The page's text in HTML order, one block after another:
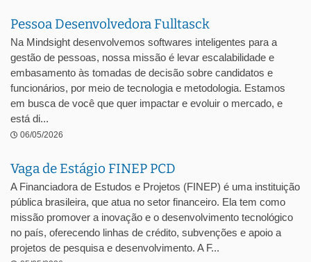
Pessoa Desenvolvedora Fulltasck
Na Mindsight desenvolvemos softwares inteligentes para a
gestão de pessoas, nossa missão é levar escalabilidade e
embasamento às tomadas de decisão sobre candidatos e
funcionários, por meio de tecnologia e metodologia. Estamos
em busca de você que quer impactar e evoluir o mercado, e
está di...
06/05/2026
Vaga de Estágio FINEP PCD
A Financiadora de Estudos e Projetos (FINEP) é uma instituição
pública brasileira, que atua no setor financeiro. Ela tem como
missão promover a inovação e o desenvolvimento tecnológico
no país, oferecendo linhas de crédito, subvenções e apoio a
projetos de pesquisa e desenvolvimento. A F...